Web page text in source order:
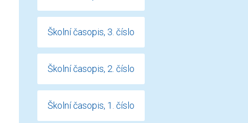
Školní časopis, 3. číslo
Školní časopis, 2. číslo
Školní časopis, 1. číslo